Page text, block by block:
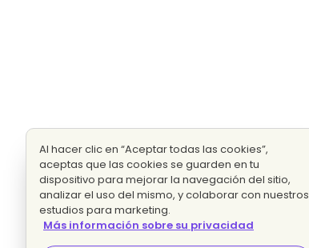
Al hacer clic en “Aceptar todas las cookies”,
aceptas que las cookies se guarden en tu
dispositivo para mejorar la navegación del sitio,
analizar el uso del mismo, y colaborar con nuestros
estudios para marketing.
Más información sobre su privacidad